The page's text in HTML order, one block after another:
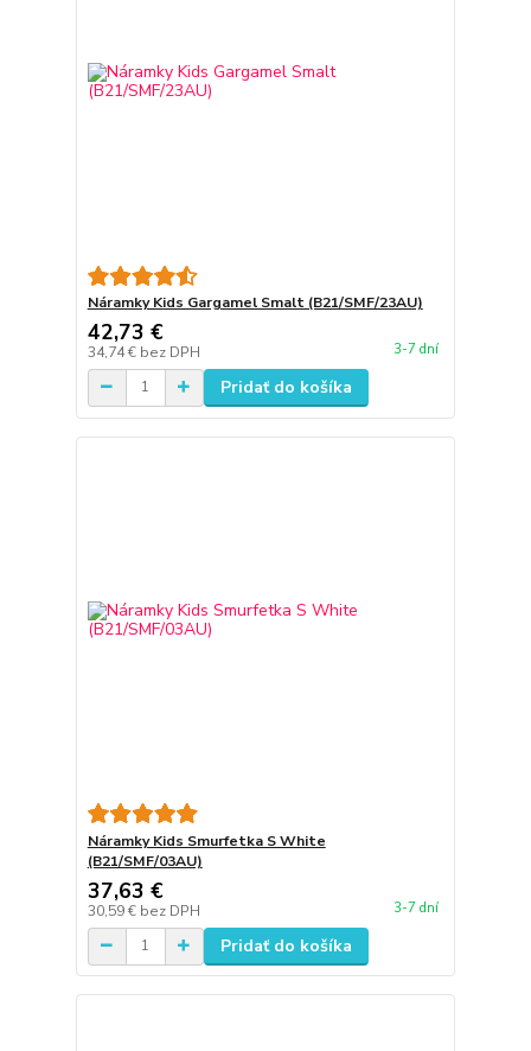
Náramky Kids Gargamel Smalt (B21/SMF/23AU)
42,73 €
34,74 € bez DPH 3-7 dní
Pridať do košíka
Náramky Kids Smurfetka S White
(B21/SMF/03AU)
37,63 €
30,59 € bez DPH 3-7 dní
Pridať do košíka